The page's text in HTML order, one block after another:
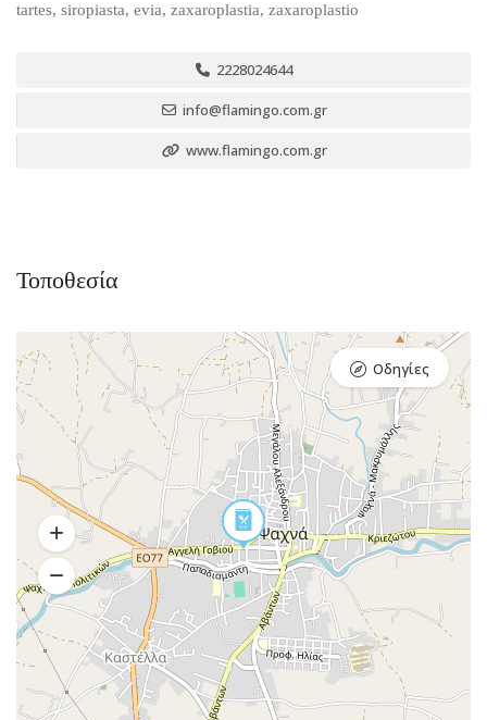
tartes, siropiasta, evia, zaxaroplastia, zaxaroplastio
2228024644
info@flamingo.com.gr
www.flamingo.com.gr
Τοποθεσία
Οδηγίες